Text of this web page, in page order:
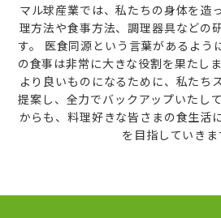
マル球産業では、私たちの身体を造
理方法や食事方法、調理器具などの
す。
医食同源という言葉があるよう
の食事は非常に大きな役割を果たしま
より良いものになるために、私たち
提案し、全力でバックアップいたして
からも、料理好きな皆さまの食生活
を目指していきま